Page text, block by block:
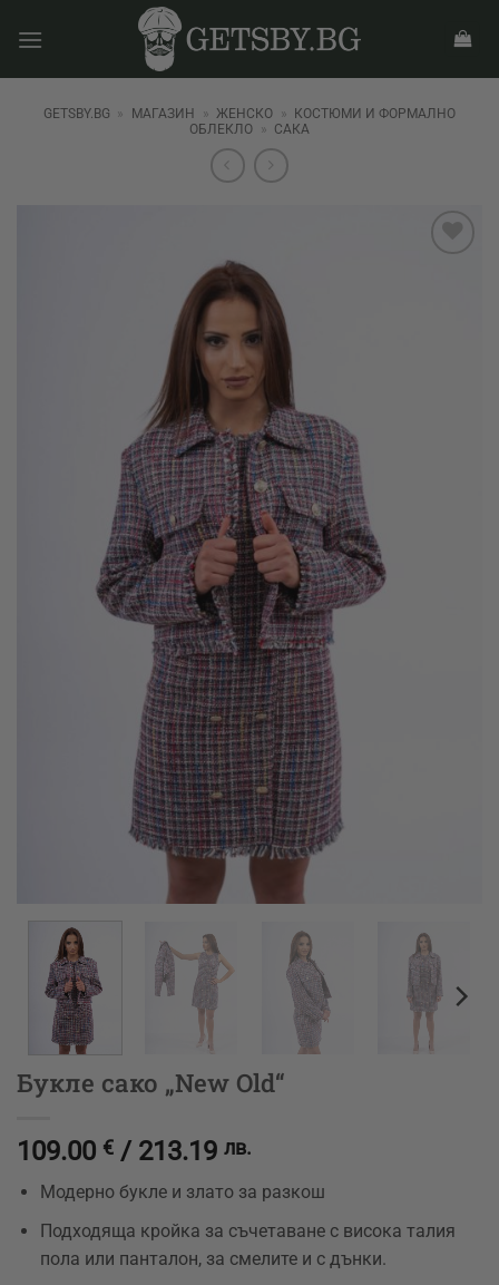
GETSBY.BG » МАГАЗИН » ЖЕНСКО »
КОСТЮМИ И ФОРМАЛНО
ОБЛЕКЛО
» САКА
Букле сако „New Old“
109.00€ / 213.19лв.
Модерно букле и злато за разкош
Подходяща кройка за съчетаване с висока талия
пола или панталон, за смелите и с дънки.